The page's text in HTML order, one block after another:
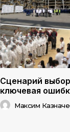
Сценарий
ключевая
Максим